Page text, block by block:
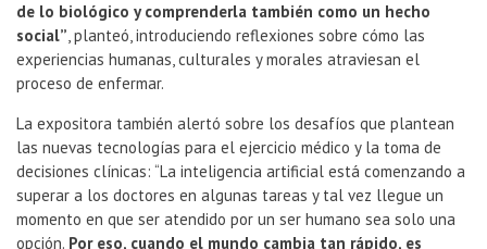
de lo biológico y comprenderla también como un hecho
social”, planteó, introduciendo reflexiones sobre cómo las
experiencias humanas, culturales y morales atraviesan el
proceso de enfermar.
La expositora también alertó sobre los desafíos que plantean
las nuevas tecnologías para el ejercicio médico y la toma de
decisiones clínicas: “La inteligencia artificial está comenzando a
superar a los doctores en algunas tareas y tal vez llegue un
momento en que ser atendido por un ser humano sea solo una
opción. Por eso, cuando el mundo cambia tan rápido, es